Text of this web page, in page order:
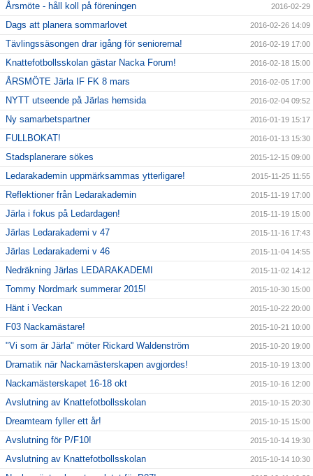
Årsmöte - håll koll på föreningen 2016-02-29
Dags att planera sommarlovet 2016-02-26 14:09
Tävlingssäsongen drar igång för seniorerna! 2016-02-19 17:00
Knattefotbollsskolan gästar Nacka Forum! 2016-02-18 15:00
ÅRSMÖTE Järla IF FK 8 mars 2016-02-05 17:00
NYTT utseende på Järlas hemsida 2016-02-04 09:52
Ny samarbetspartner 2016-01-19 15:17
FULLBOKAT! 2016-01-13 15:30
Stadsplanerare sökes 2015-12-15 09:00
Ledarakademin uppmärksammas ytterligare! 2015-11-25 11:55
Reflektioner från Ledarakademin 2015-11-19 17:00
Järla i fokus på Ledardagen! 2015-11-19 15:00
Järlas Ledarakademi v 47 2015-11-16 17:43
Järlas Ledarakademi v 46 2015-11-04 14:55
Nedräkning Järlas LEDARAKADEMI 2015-11-02 14:12
Tommy Nordmark summerar 2015! 2015-10-30 15:00
Hänt i Veckan 2015-10-22 20:00
F03 Nackamästare! 2015-10-21 10:00
"Vi som är Järla" möter Rickard Waldenström 2015-10-20 19:00
Dramatik när Nackamästerskapen avgjordes! 2015-10-19 13:00
Nackamästerskapet 16-18 okt 2015-10-16 12:00
Avslutning av Knattefotbollsskolan 2015-10-15 20:30
Dreamteam fyller ett år! 2015-10-15 15:00
Avslutning för P/F10! 2015-10-14 19:30
Avslutning av Knattefotbollsskolan 2015-10-14 10:30